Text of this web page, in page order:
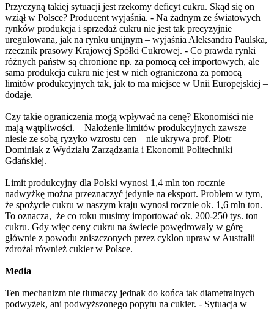
Przyczyną takiej sytuacji jest rzekomy deficyt cukru. Skąd się on
wziął w Polsce? Producent wyjaśnia. - Na żadnym ze światowych
rynków produkcja i sprzedaż cukru nie jest tak precyzyjnie
uregulowana, jak na rynku unijnym – wyjaśnia Aleksandra Paulska,
rzecznik prasowy Krajowej Spółki Cukrowej. - Co prawda rynki
różnych państw są chronione np. za pomocą ceł importowych, ale
sama produkcja cukru nie jest w nich ograniczona za pomocą
limitów produkcyjnych tak, jak to ma miejsce w Unii Europejskiej –
dodaje.
Czy takie ograniczenia mogą wpływać na cenę? Ekonomiści nie
mają wątpliwości. – Nałożenie limitów produkcyjnych zawsze
niesie ze sobą ryzyko wzrostu cen – nie ukrywa prof. Piotr
Dominiak z Wydziału Zarządzania i Ekonomii Politechniki
Gdańskiej.
Limit produkcyjny dla Polski wynosi 1,4 mln ton rocznie –
nadwyżkę można przeznaczyć jedynie na eksport. Problem w tym,
że spożycie cukru w naszym kraju wynosi rocznie ok. 1,6 mln ton.
To oznacza, że co roku musimy importować ok. 200-250 tys. ton
cukru. Gdy więc ceny cukru na świecie powędrowały w górę –
głównie z powodu zniszczonych przez cyklon upraw w Australii –
zdrożał również cukier w Polsce.
Media
Ten mechanizm nie tłumaczy jednak do końca tak diametralnych
podwyżek, ani podwyższonego popytu na cukier. - Sytuacja w